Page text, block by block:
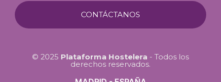
CONTÁCTANOS
© 2025 Plataforma Hostelera - Todos los
derechos reservados.